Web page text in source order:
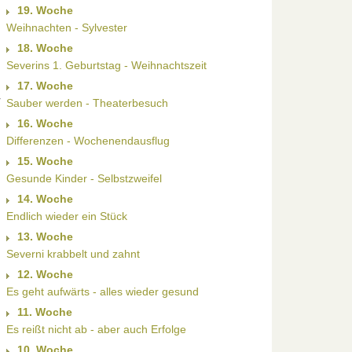
19. Woche
Weihnachten - Sylvester
18. Woche
Severins 1. Geburtstag - Weihnachtszeit
17. Woche
Sauber werden - Theaterbesuch
16. Woche
Differenzen - Wochenendausflug
15. Woche
Gesunde Kinder - Selbstzweifel
14. Woche
Endlich wieder ein Stück
13. Woche
Severni krabbelt und zahnt
12. Woche
Es geht aufwärts - alles wieder gesund
11. Woche
Es reißt nicht ab - aber auch Erfolge